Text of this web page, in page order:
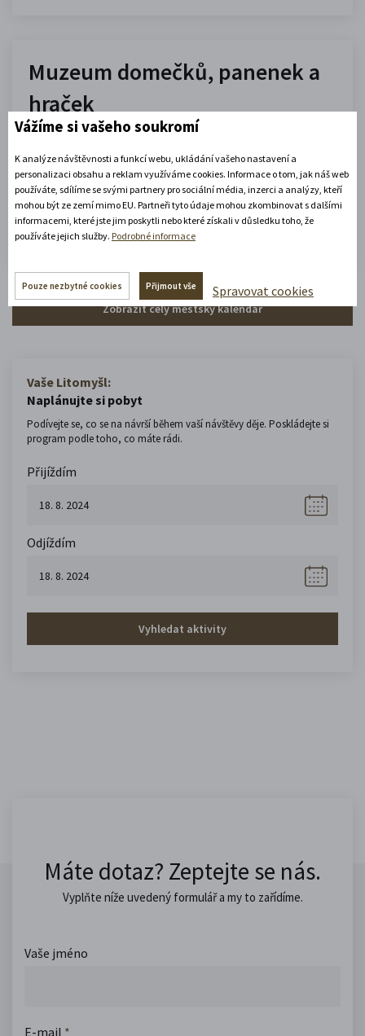
Muzeum domečků, panenek a
hraček
(platné od 1. 7. 2026 do 31. 8. 2026)
Zobrazit celou otevírací dobu
Zobrazit celý městský kalendář
Vaše Litomyšl:
Naplánujte si pobyt
Podívejte se, co se na návrší během vaší návštěvy děje. Poskládejte si
program podle toho, co máte rádi.
Přijíždím
Odjíždím
Vyhledat aktivity
Máte dotaz? Zeptejte se nás.
Vyplňte níže uvedený formulář a my to zařídíme.
Vaše jméno
E-mail *
Vážíme si vašeho soukromí
K analýze návštěvnosti a funkcí webu, ukládání vašeho nastavení a
personalizaci obsahu a reklam využíváme cookies. Informace o tom, jak náš web
používáte, sdílíme se svými partnery pro sociální média, inzerci a analýzy, kteří
mohou být ze zemí mimo EU. Partneři tyto údaje mohou zkombinovat s dalšími
informacemi, které jste jim poskytli nebo které získali v důsledku toho, že
používáte jejich služby. Podrobné informace
Pouze nezbytné cookies Přijmout vše Spravovat cookies